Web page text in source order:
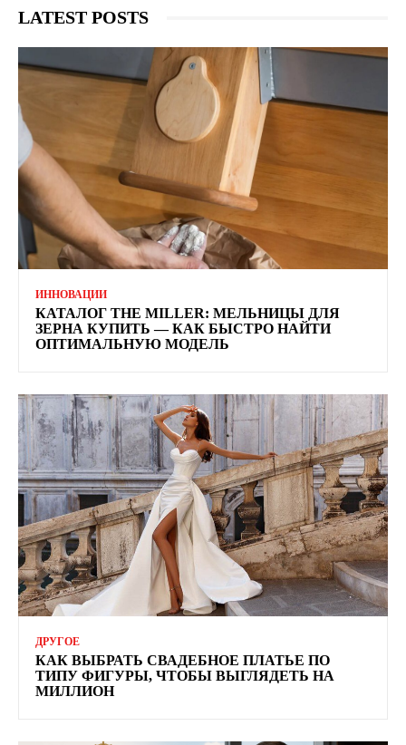
LATEST POSTS
ИННОВАЦИИ
КАТАЛОГ THE MILLER: МЕЛЬНИЦЫ ДЛЯ
ЗЕРНА КУПИТЬ — КАК БЫСТРО НАЙТИ
ОПТИМАЛЬНУЮ МОДЕЛЬ
ДРУГОЕ
КАК ВЫБРАТЬ СВАДЕБНОЕ ПЛАТЬЕ ПО
ТИПУ ФИГУРЫ, ЧТОБЫ ВЫГЛЯДЕТЬ НА
МИЛЛИОН